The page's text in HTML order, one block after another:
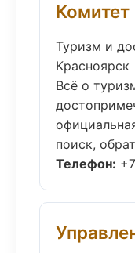
Туризм и
Красноярск
Всё о
поиск,
Телефон: